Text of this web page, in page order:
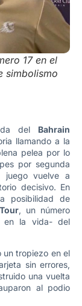
17 en el
simbolismo
del Bahrain
llamando a la
pelea por lo
por segunda
juego vuelve a
decisivo. En
posibilidad de
, un número
en la vida- del
un tropiezo en el
sin errores,
una vuelta
al podio